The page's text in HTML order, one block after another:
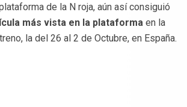
de la N roja, aún así consiguió
más vista en la plataforma en la
la del 26 al 2 de Octubre, en España.